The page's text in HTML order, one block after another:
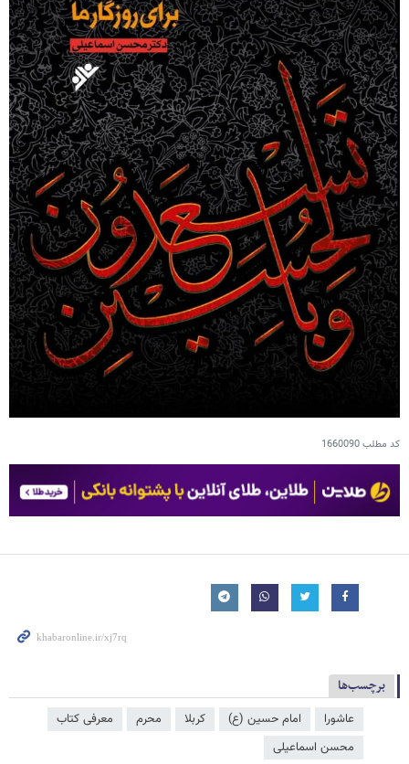
کد مطلب1660090
برچسب‌ها
عاشورا امام حسین (ع) کربلا محرم
معرفی کتاب
محسن اسماعیلی